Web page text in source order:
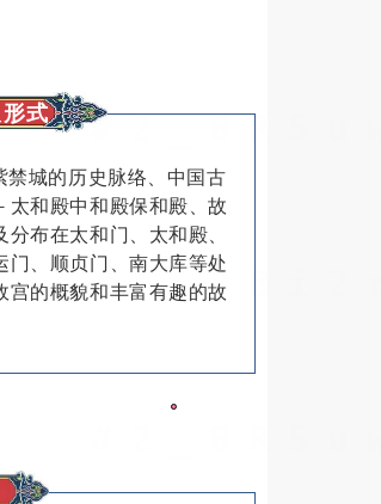
式
城的历史脉络、中国古
太和殿中和殿保和殿、故
布在太和门、太和殿、
门、顺贞门、南大库等处
宫的概貌和丰富有趣的故